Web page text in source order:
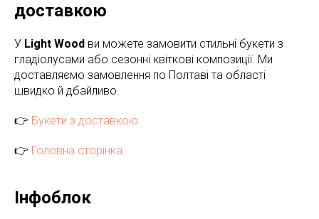
доставкою
У Light Wood ви можете замовити стильні букети з
гладіолусами або сезонні квіткові композиції. Ми
доставляємо замовлення по Полтаві та області
швидко й дбайливо.
👉 Букети з доставкою
👉 Головна сторінка
Інфоблок